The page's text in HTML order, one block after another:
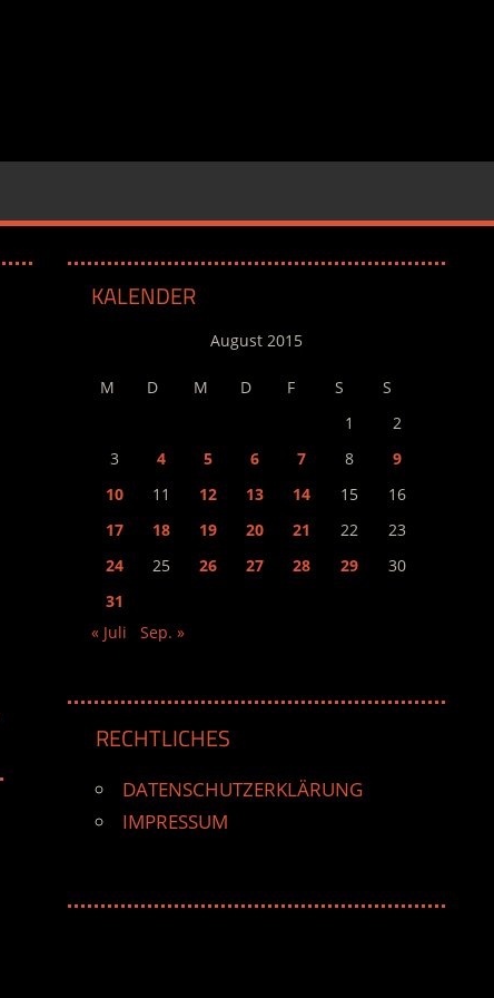
KALENDER
August 2015
M D M D F S
S
1
2
3
4 5 6 7 8
9
10
11 12 13 14 15
16
17
18 19 20 21 22
23
24
25 26 27 28 29
30
31
« Juli
Sep. »
RECHTLICHES
DATENSCHUTZERKLÄRUNG
IMPRESSUM